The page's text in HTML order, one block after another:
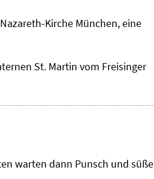
Kirche München, eine
St. Martin vom Freisinger
warten dann Punsch und süße